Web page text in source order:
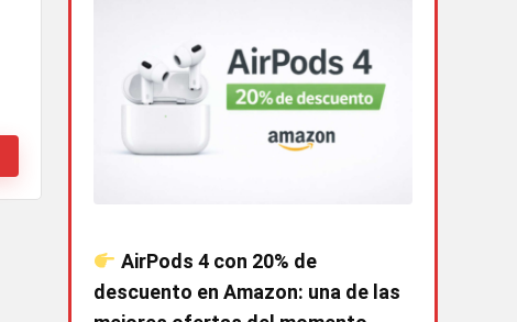
AirPods 4 con 20% de
descuento en Amazon: una de las